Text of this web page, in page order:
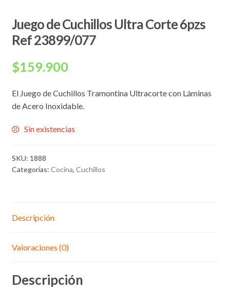
Juego de Cuchillos Ultra Corte 6pzs
Ref 23899/077
$159.900
El Juego de Cuchillos Tramontina Ultracorte con Láminas
de Acero Inoxidable.
Sin existencias
SKU: 1888
Categorías: Cocina, Cuchillos
Descripción
Valoraciones (0)
Descripción